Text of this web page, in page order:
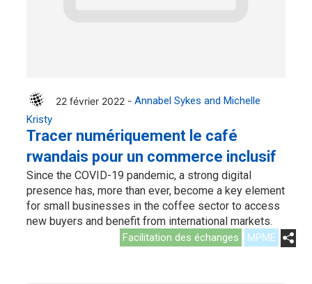
22 février 2022 - Annabel Sykes and Michelle
Kristy
Tracer numériquement le café
rwandais pour un commerce inclusif
Since the COVID-19 pandemic, a strong digital
presence has, more than ever, become a key element
for small businesses in the coffee sector to access
new buyers and benefit from international markets.
Facilitation des échanges MPME